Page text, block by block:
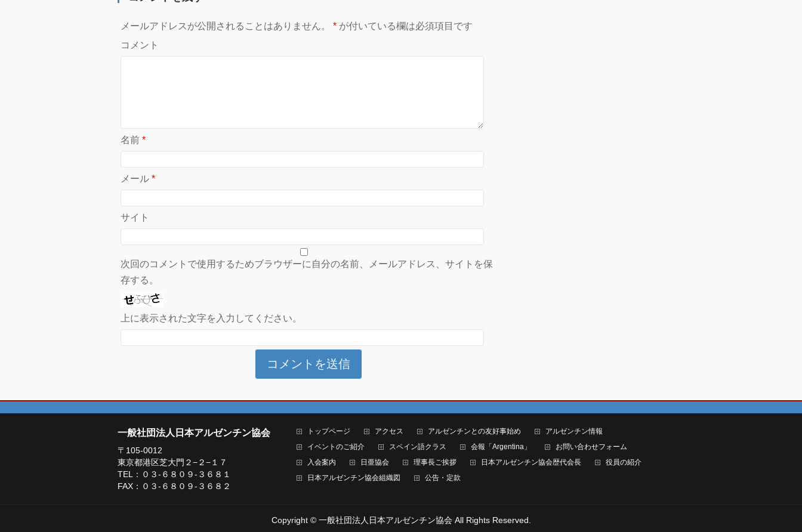
メールアドレスが公開されることはありません。 * が付いている欄は必須項目です
コメント
名前 *
メール *
サイト
次回のコメントで使用するためブラウザーに自分の名前、メールアドレス、サイトを保
存する。
上に表示された文字を入力してください。
一般社団法人日本アルゼンチン協会
〒105-0012
東京都港区芝大門２−２−１７
TEL：０３-６８０９-３６８１
FAX：０３-６８０９-３６８２
トップページ アクセス アルゼンチンとの友好事始め
アルゼンチン情報
イベントのご紹介
スペイン語クラス 会報「Argentina」
お問い合わせフォーム
入会案内
日亜協会 理事長ご挨拶 日本アルゼンチン協会歴代会長
役員の紹介
日本アルゼンチン協会組織図
公告・定款
Copyright © 一般社団法人日本アルゼンチン協会All Rights Reserved.